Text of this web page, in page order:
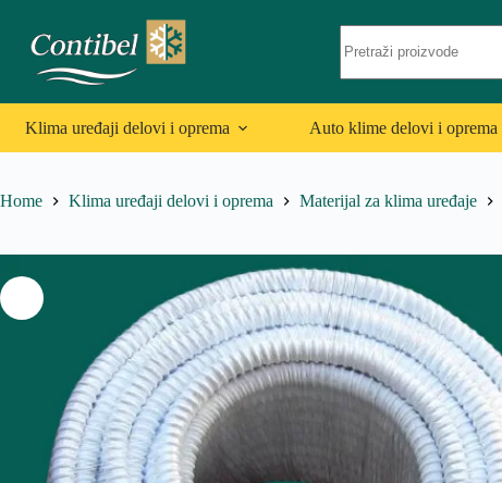
content
results
Klima uređaji delovi i oprema Auto klime delovi i oprema
Home Klima uređaji delovi i oprema Materijal za klima uređaje